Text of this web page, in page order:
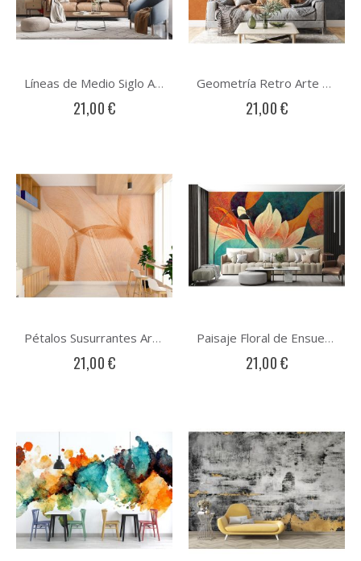
Líneas de Medio Siglo Arte Abstracto
21,00 €
Geometría Retro Arte Abstracto
21,00 €
Pétalos Susurrantes Arte Abstracto
21,00 €
Paisaje Floral de Ensueño Arte Abstracto
21,00 €